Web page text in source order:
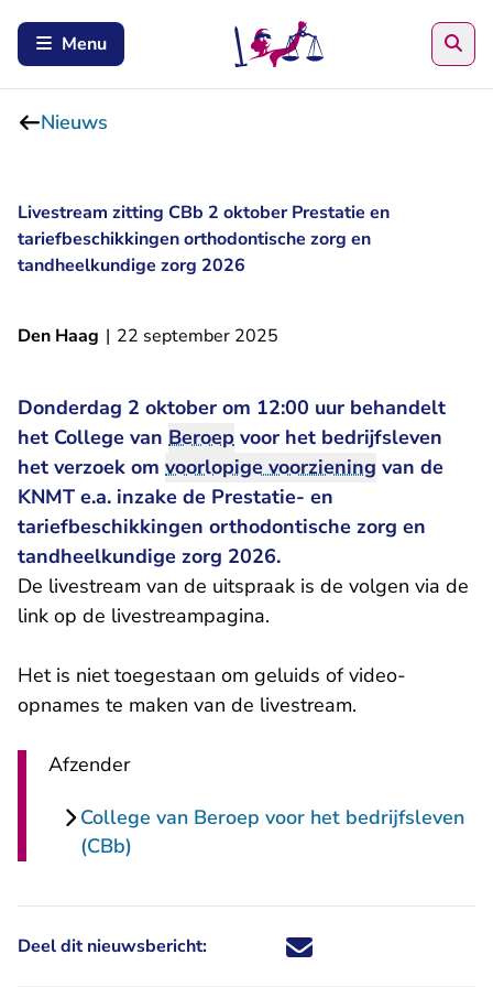
Menu
Nieuws
Livestream zitting CBb 2 oktober Prestatie en
tariefbeschikkingen orthodontische zorg en
tandheelkundige zorg 2026
Den Haag | 22 september 2025
Donderdag 2 oktober om 12:00 uur behandelt
het College van Beroep voor het bedrijfsleven
het verzoek om voorlopige voorziening van de
KNMT e.a. inzake de Prestatie- en
tariefbeschikkingen orthodontische zorg en
tandheelkundige zorg 2026.
De livestream van de uitspraak is de volgen via de
link op de livestreampagina.
Het is niet toegestaan om geluids of video-
opnames te maken van de livestream.
Afzender
College van Beroep voor het bedrijfsleven
(CBb)
Deel dit nieuwsbericht: Deel dit nieuwsbericht via X -
Deel dit nieuwsbericht via
Deel dit nieuwsbericht
Deel dit